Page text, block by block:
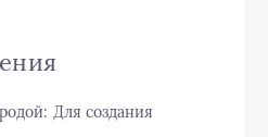
Для создания